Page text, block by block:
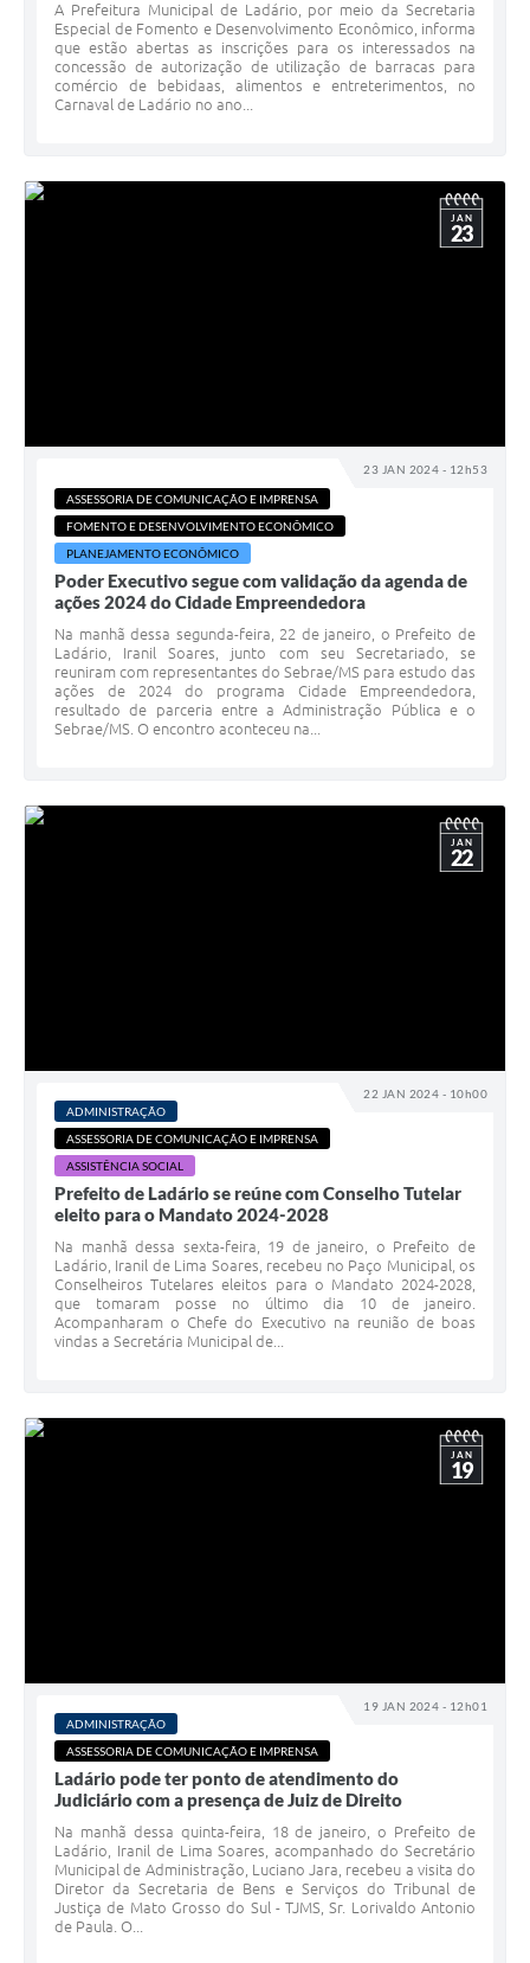
A Prefeitura Municipal de Ladário, por meio da Secretaria
Especial de Fomento e Desenvolvimento Econômico, informa
que estão abertas as inscrições para os interessados na
concessão de autorização de utilização de barracas para
comércio de bebidaas, alimentos e entreterimentos, no
Carnaval de Ladário no ano...
23 JAN 2024 - 12h53
JAN
23
ASSESSORIA DE COMUNICAÇÃO E IMPRENSA
FOMENTO E DESENVOLVIMENTO ECONÔMICO
PLANEJAMENTO ECONÔMICO
Poder Executivo segue com validação da agenda de
ações 2024 do Cidade Empreendedora
Na manhã dessa segunda-feira, 22 de janeiro, o Prefeito de
Ladário, Iranil Soares, junto com seu Secretariado, se
reuniram com representantes do Sebrae/MS para estudo das
ações de 2024 do programa Cidade Empreendedora,
resultado de parceria entre a Administração Pública e o
Sebrae/MS. O encontro aconteceu na...
22 JAN 2024 - 10h00
JAN
22
ADMINISTRAÇÃO
ASSESSORIA DE COMUNICAÇÃO E IMPRENSA
ASSISTÊNCIA SOCIAL
Prefeito de Ladário se reúne com Conselho Tutelar
eleito para o Mandato 2024-2028
Na manhã dessa sexta-feira, 19 de janeiro, o Prefeito de
Ladário, Iranil de Lima Soares, recebeu no Paço Municipal, os
Conselheiros Tutelares eleitos para o Mandato 2024-2028,
que tomaram posse no último dia 10 de janeiro.
Acompanharam o Chefe do Executivo na reunião de boas
vindas a Secretária Municipal de...
19 JAN 2024 - 12h01
JAN
19
ADMINISTRAÇÃO
ASSESSORIA DE COMUNICAÇÃO E IMPRENSA
Ladário pode ter ponto de atendimento do
Judiciário com a presença de Juiz de Direito
Na manhã dessa quinta-feira, 18 de janeiro, o Prefeito de
Ladário, Iranil de Lima Soares, acompanhado do Secretário
Municipal de Administração, Luciano Jara, recebeu a visita do
Diretor da Secretaria de Bens e Serviços do Tribunal de
Justiça de Mato Grosso do Sul - TJMS, Sr. Lorivaldo Antonio
de Paula. O...